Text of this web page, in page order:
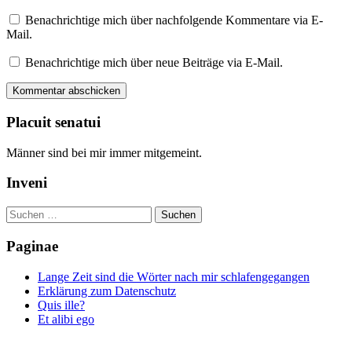
Benachrichtige mich über nachfolgende Kommentare via E-
Mail.
Benachrichtige mich über neue Beiträge via E-Mail.
Placuit senatui
Männer sind bei mir immer mitgemeint.
Inveni
Suchen
nach:
Paginae
Lange Zeit sind die Wörter nach mir schlafengegangen
Erklärung zum Datenschutz
Quis ille?
Et alibi ego